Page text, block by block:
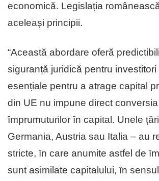
economică. Legislația
aceleași principii.
“Această abordare oferă
siguranță juridică pentru investitori
esențiale pentru a atrage capital
din UE nu impune direct
împrumuturilor în capital. Unele
Germania, Austria sau Italia – au
stricte, ȋn care anumite astfel de
sunt asimilate capitalului, ȋn